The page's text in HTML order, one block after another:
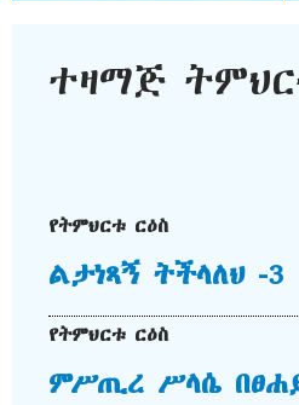
ተዛማጅ
የትምህርቱ ርዕስ
ልታነጻኝ ትችላለህ -3
የትምህርቱ ርዕስ
ምሥጢረ ሥላሴ